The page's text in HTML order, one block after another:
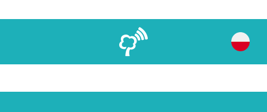
Nie dodano jeszcze żadnej treści na stronie